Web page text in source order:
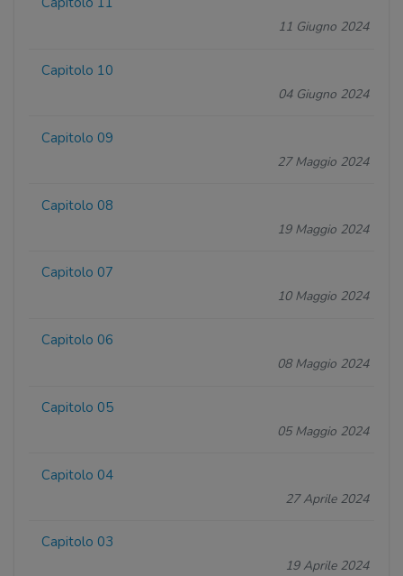
11 Giugno 2024
Capitolo 10
04 Giugno 2024
Capitolo 09
27 Maggio 2024
Capitolo 08
19 Maggio 2024
Capitolo 07
10 Maggio 2024
Capitolo 06
08 Maggio 2024
Capitolo 05
05 Maggio 2024
Capitolo 04
27 Aprile 2024
Capitolo 03
19 Aprile 2024